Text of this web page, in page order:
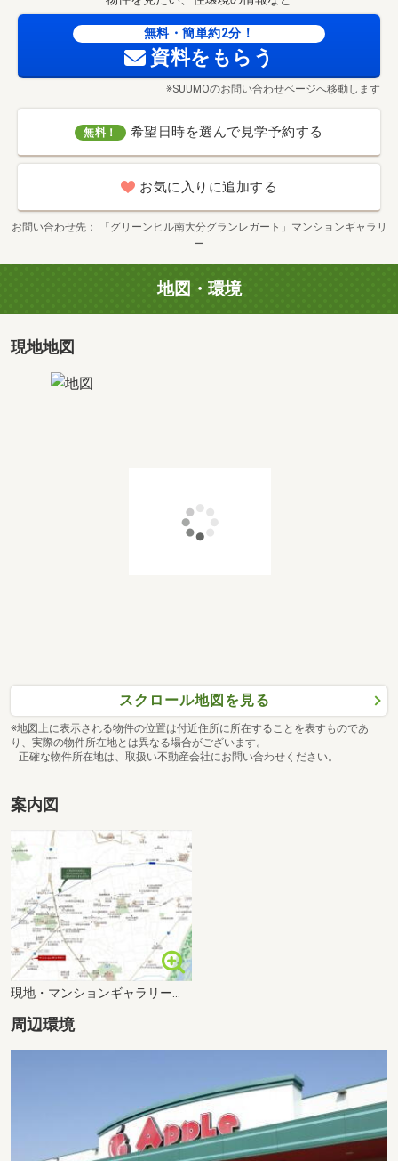
タイプ
C3
間取り
3LDK
専有面積
69.32m2
価格 4,780万円
タイプ
C
間取り
3LDK
価格 4,180万円～4,380万円
タイプ
D
間取り
3LDK
無料・簡単約2分！
資料をもらう
※SUUMOのお問い合わせページへ移動します
無料！ 希望日時を選んで見学予約する
お気に入りに追加する
お問い合わせ先
「グリーンヒル南大分グランレガート」マンションギャラリ
ー
地図・環境
現地地図
スクロール地図を見る
※地図上に表示される物件の位置は付近住所に所在することを表すものであ
り、実際の物件所在地とは異なる場合がございます。
正確な物件所在地は、取扱い不動産会社にお問い合わせください。
案内図
現地・マンションギャラリー案内図
周辺環境